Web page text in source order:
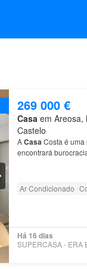
269 000 €
Casaem Areosa,
Castelo
ACasaCosta é uma
encontrará
Ar Condicionado
Há 16 dias